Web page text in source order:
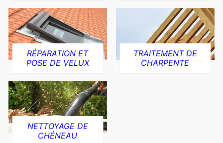
RÉPARATION ET
POSE DE VELUX
TRAITEMENT DE
CHARPENTE
NETTOYAGE DE
CHÉNEAU